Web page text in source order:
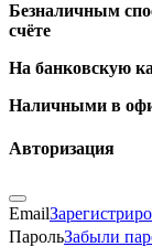
Безналичным
счёте
На банковскую
Наличными в
Авторизация
Email
ПарольЗабыли